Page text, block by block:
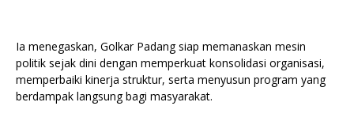
Ia menegaskan, Golkar Padang siap memanaskan mesin
politik sejak dini dengan memperkuat konsolidasi organisasi,
memperbaiki kinerja struktur, serta menyusun program yang
berdampak langsung bagi masyarakat.